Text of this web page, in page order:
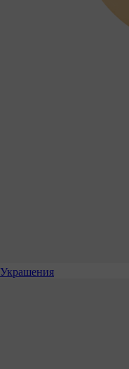
Украшения